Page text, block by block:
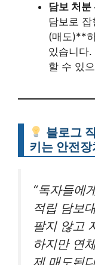
담보 처분
담보로
(매도)**
있습니다
할 수 있
블로그
키는 안전장
“독자들에
적립 담보
팔지 않고
하지만 연
제 매도된